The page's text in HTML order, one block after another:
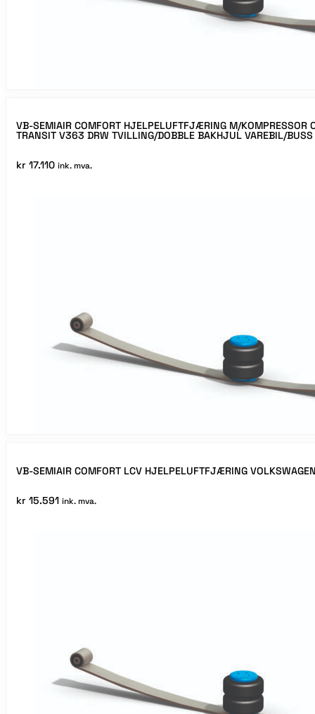
VB-SEMIAIR COMFORT HJELPELUFTFJÆRING M/KOMPRESSOR
TRANSIT V363 DRW TVILLING/DOBBLE BAKHJUL VAREBIL/
kr 17.110 ink. mva.
VB-SEMIAIR COMFORT LCV HJELPELUFTFJÆRING
kr 15.591 ink. mva.